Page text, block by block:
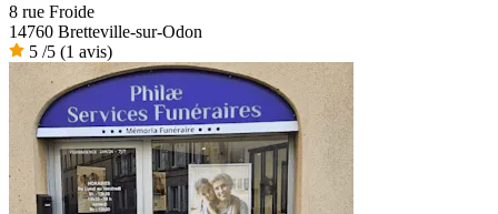
8 rue Froide
14760 Bretteville-sur-Odon
5 /5 (1 avis)